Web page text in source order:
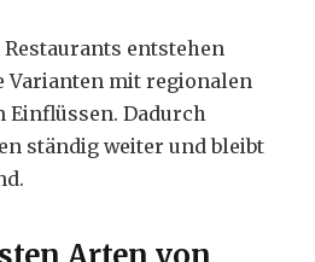
entstehen
Varianten mit regionalen
Dadurch
ständig weiter und bleibt